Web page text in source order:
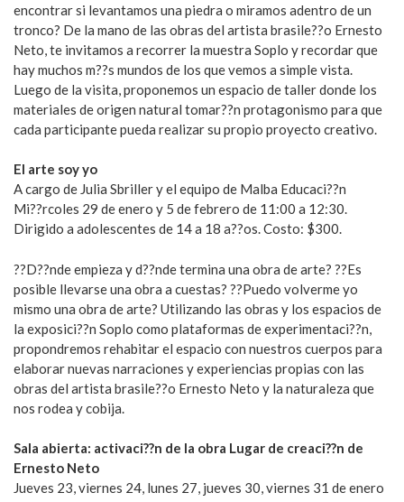
encontrar si levantamos una piedra o miramos adentro de un
tronco? De la mano de las obras del artista brasile??o Ernesto
Neto, te invitamos a recorrer la muestra Soplo y recordar que
hay muchos m??s mundos de los que vemos a simple vista.
Luego de la visita, proponemos un espacio de taller donde los
materiales de origen natural tomar??n protagonismo para que
cada participante pueda realizar su propio proyecto creativo.
El arte soy yo
A cargo de Julia Sbriller y el equipo de Malba Educaci??n
Mi??rcoles 29 de enero y 5 de febrero de 11:00 a 12:30.
Dirigido a adolescentes de 14 a 18 a??os. Costo: $300.
??D??nde empieza y d??nde termina una obra de arte? ??Es
posible llevarse una obra a cuestas? ??Puedo volverme yo
mismo una obra de arte? Utilizando las obras y los espacios de
la exposici??n Soplo como plataformas de experimentaci??n,
propondremos rehabitar el espacio con nuestros cuerpos para
elaborar nuevas narraciones y experiencias propias con las
obras del artista brasile??o Ernesto Neto y la naturaleza que
nos rodea y cobija.
Sala abierta: activaci??n de la obra Lugar de creaci??n de
Ernesto Neto
Jueves 23, viernes 24, lunes 27, jueves 30, viernes 31 de enero